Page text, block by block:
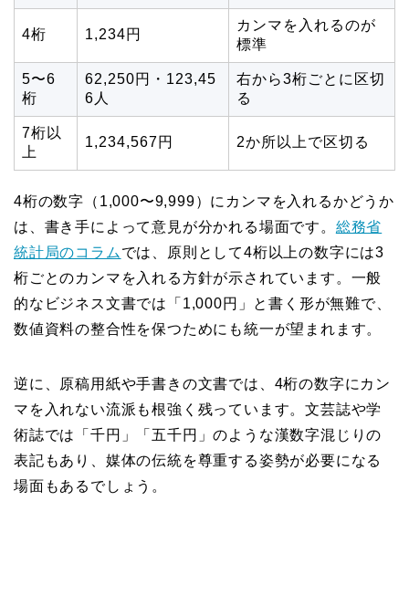
4桁 1,234円
カンマを入れるのが
標準
5〜6
桁
62,250円・123,45
6人
右から3桁ごとに区切
る
7桁以
上
1,234,567円 2か所以上で区切る
4桁の数字（1,000〜9,999）にカンマを入れるかどうか
は、書き手によって意見が分かれる場面です。 総務省
統計局のコラム では、原則として4桁以上の数字には3
桁ごとのカンマを入れる方針が示されています。一般
的なビジネス文書では「1,000円」と書く形が無難で、
数値資料の整合性を保つためにも統一が望まれます。
逆に、原稿用紙や手書きの文書では、4桁の数字にカン
マを入れない流派も根強く残っています。文芸誌や学
術誌では「千円」「五千円」のような漢数字混じりの
表記もあり、媒体の伝統を尊重する姿勢が必要になる
場面もあるでしょう。